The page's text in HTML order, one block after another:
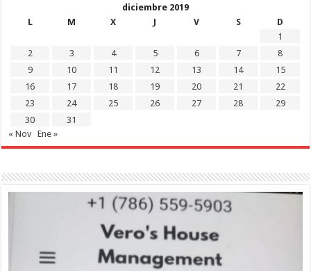
diciembre 2019
L
M X J V S
D
1
2
3 4 5 6 7
8
9
10 11 12 13 14
15
16
17 18 19 20 21
22
23
24 25 26 27 28
29
30
31
« Nov
Ene »